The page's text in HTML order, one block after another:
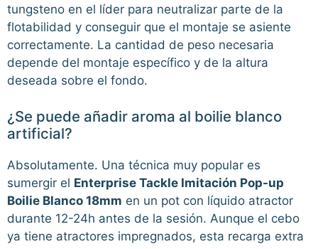
tungsteno en el líder para neutralizar parte de la
flotabilidad y conseguir que el montaje se asiente
correctamente. La cantidad de peso necesaria
depende del montaje específico y de la altura
deseada sobre el fondo.
¿Se puede añadir aroma al boilie blanco
artificial?
Absolutamente. Una técnica muy popular es
sumergir el Enterprise Tackle Imitación Pop-up
Boilie Blanco 18mm en un pot con líquido atractor
durante 12-24h antes de la sesión. Aunque el cebo
ya tiene atractores impregnados, esta recarga extra